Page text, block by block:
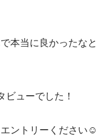
本当に良かったなと
ューでした！
ントリーください☺